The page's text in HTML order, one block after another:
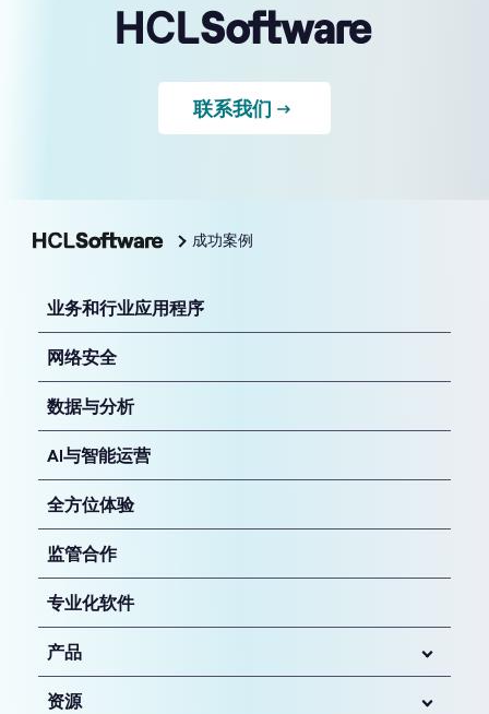
联系我们
成功案例
业务和行业应用程序
网络安全
数据与分析
AI与智能运营
全方位体验
监管合作
专业化软件
产品
资源